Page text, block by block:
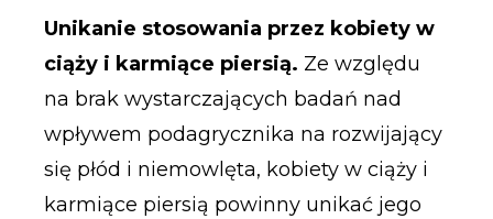
Unikanie stosowania przez kobiety w
ciąży i karmiące piersią. Ze względu
na brak wystarczających badań nad
wpływem podagrycznika na rozwijający
się płód i niemowlęta, kobiety w ciąży i
karmiące piersią powinny unikać jego